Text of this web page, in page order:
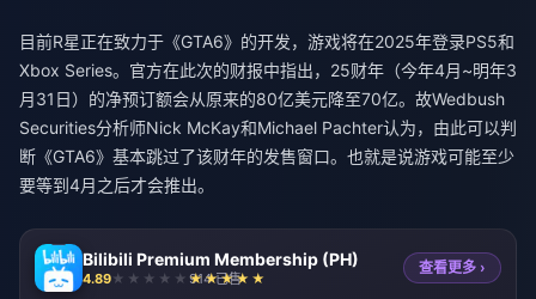
目前R星正在致力于《GTA6》的开发，游戏将在2025年登录PS5和
Xbox Series。官方在此次的财报中指出，25财年（今年4月~明年3
月31日）的净预订额会从原来的80亿美元降至70亿。故Wedbush
Securities分析师Nick McKay和Michael Pachter认为，由此可以判
断《GTA6》基本跳过了该财年的发售窗口。也就是说游戏可能至少
要等到4月之后才会推出。
Bilibili Premium Membership (PH)
4.89 914 已售
查看更多 ›